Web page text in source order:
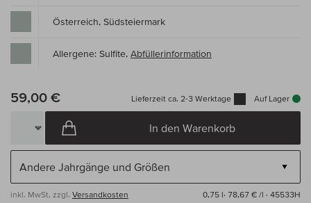
Österreich, Südsteiermark
Allergene: Sulfite, Abfüllerinformation
59,00 € Lieferzeit ca. 2-3 Werktage Auf Lager
In den Warenkorb
inkl. MwSt, zzgl. Versandkosten 0,75 l· 78,67 € /l · 45533H